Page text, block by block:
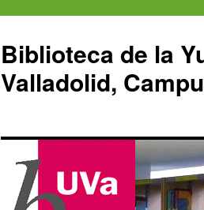
contenido
Biblioteca de la
Valladolid,